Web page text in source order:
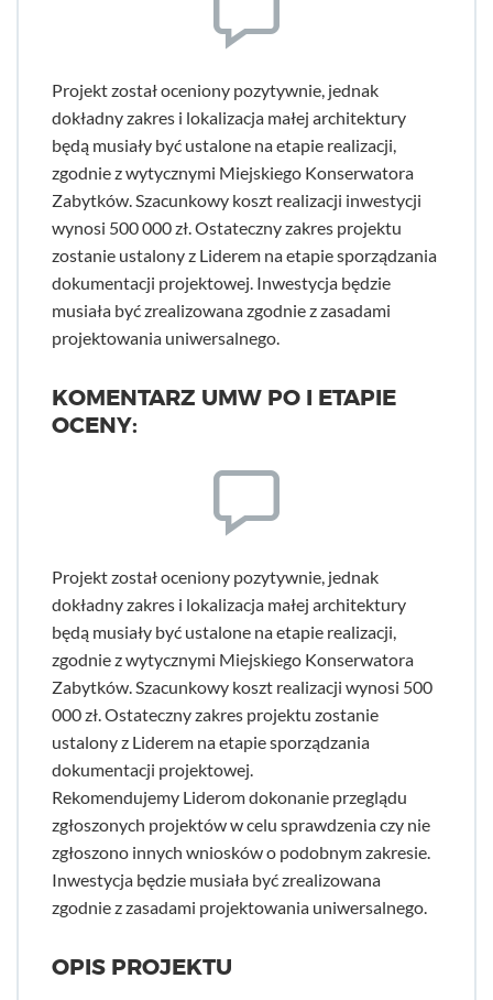
Projekt został oceniony pozytywnie, jednak
dokładny zakres i lokalizacja małej architektury
będą musiały być ustalone na etapie realizacji,
zgodnie z wytycznymi Miejskiego Konserwatora
Zabytków. Szacunkowy koszt realizacji inwestycji
wynosi 500 000 zł. Ostateczny zakres projektu
zostanie ustalony z Liderem na etapie sporządzania
dokumentacji projektowej. Inwestycja będzie
musiała być zrealizowana zgodnie z zasadami
projektowania uniwersalnego.
KOMENTARZ UMW PO I ETAPIE
OCENY:
Projekt został oceniony pozytywnie, jednak
dokładny zakres i lokalizacja małej architektury
będą musiały być ustalone na etapie realizacji,
zgodnie z wytycznymi Miejskiego Konserwatora
Zabytków. Szacunkowy koszt realizacji wynosi 500
000 zł. Ostateczny zakres projektu zostanie
ustalony z Liderem na etapie sporządzania
dokumentacji projektowej.
Rekomendujemy Liderom dokonanie przeglądu
zgłoszonych projektów w celu sprawdzenia czy nie
zgłoszono innych wniosków o podobnym zakresie.
Inwestycja będzie musiała być zrealizowana
zgodnie z zasadami projektowania uniwersalnego.
OPIS PROJEKTU